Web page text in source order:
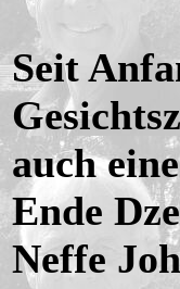
Seit
auch
Ende
Neffe